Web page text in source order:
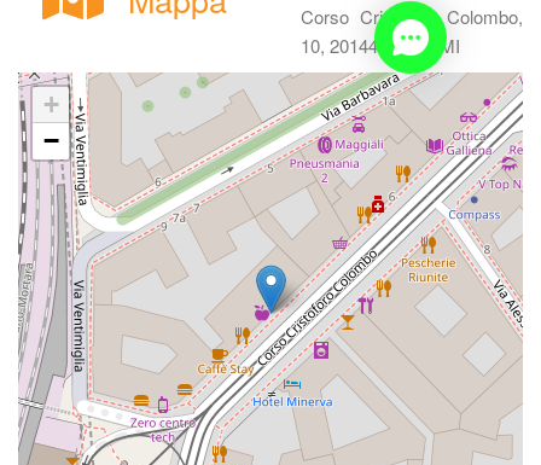
Corso Cristoforo Colombo,
10, 20144 Milano MI
+
−